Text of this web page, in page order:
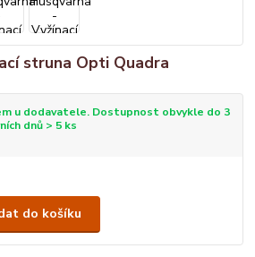
struna Opti Quadra
u dodavatele. Dostupnost obvykle do 3
dnů > 5 ks
do košíku